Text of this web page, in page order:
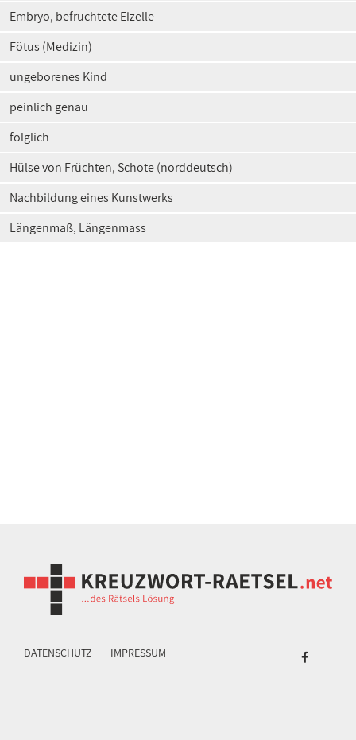
Embryo, befruchtete Eizelle
Fötus (Medizin)
ungeborenes Kind
peinlich genau
folglich
Hülse von Früchten, Schote (norddeutsch)
Nachbildung eines Kunstwerks
Längenmaß, Längenmass
DATENSCHUTZ IMPRESSUM